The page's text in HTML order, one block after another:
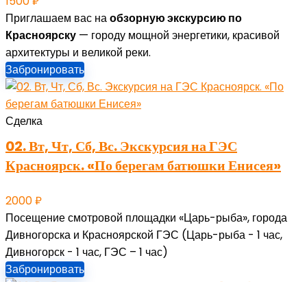
Приглашаем вас наобзорную экскурсию по
Красноярску — городу мощной энергетики, красивой
архитектуры и великой реки.
Забронировать
Сделка
02. Вт, Чт, Сб, Вс. Экскурсия на ГЭС
Красноярск. «По берегам батюшки Енисея»
2000₽
Посещение смотровой площадки «Царь-рыба», города
Дивногорска и Красноярской ГЭС (Царь-рыба - 1 час,
Дивногорск - 1 час, ГЭС – 1 час)
Забронировать